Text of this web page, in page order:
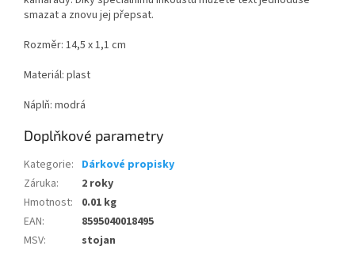
smazat a znovu jej přepsat.
Rozměr: 14,5 x 1,1 cm
Materiál: plast
Náplň: modrá
Doplňkové parametry
Kategorie: Dárkové propisky
Záruka:
2 roky
Hmotnost:
0.01 kg
EAN:
8595040018495
MSV: stojan